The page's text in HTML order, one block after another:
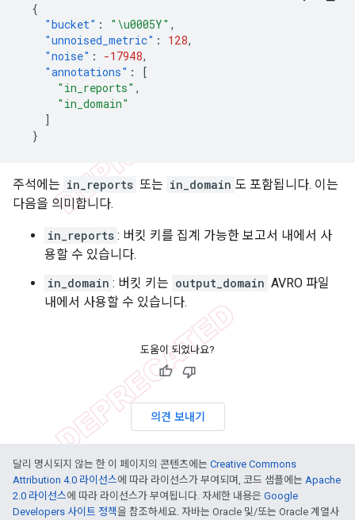
{
"bucket" : "\u0005Y" ,
"unnoised_metric" : 128,
"noise" : -17948,
"annotations" :
[
"in_reports" ,
"in_domain"
]
}
주석에는 in_reports 또는 in_domain 도 포함됩니다. 이는
다음을 의미합니다.
in_reports : 버킷 키를 집계 가능한 보고서 내에서 사
용할 수 있습니다.
in_domain : 버킷 키는 output_domain AVRO 파일
내에서 사용할 수 있습니다.
도움이 되었나요?
의견 보내기
달리 명시되지 않는 한 이 페이지의 콘텐츠에는 Creative Commons
Attribution 4.0 라이선스에 따라 라이선스가 부여되며, 코드 샘플에는 Apache
2.0 라이선스에 따라 라이선스가 부여됩니다. 자세한 내용은 Google
Developers 사이트 정책을 참조하세요. 자바는 Oracle 및/또는 Oracle 계열사